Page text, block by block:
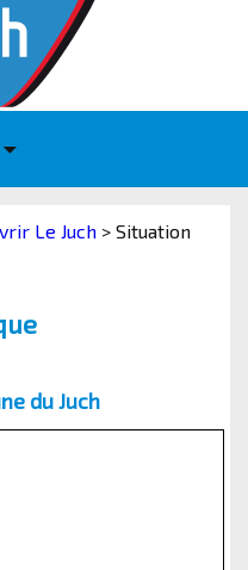
Le Juch > Situation
du Juch